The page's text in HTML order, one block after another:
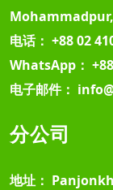
电话： +88 02
WhatsApp：
电子邮件：
分公司
地址：